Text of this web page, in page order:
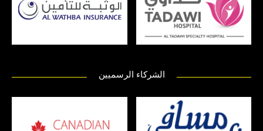
الشركاء الرسميين